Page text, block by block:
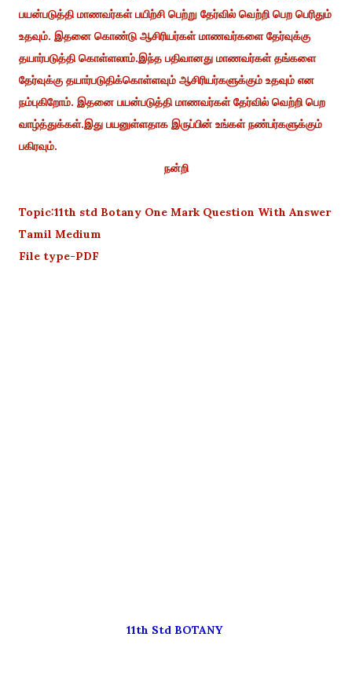
பயன்படுத்தி மாணவர்கள் பயிற்சி பெற்று தேர்வில் வெற்றி பெற பெரிதும்
உதவும். இதனை கொண்டு ஆசிரியர்கள் மாணவர்களை தேர்வுக்கு
தயார்படுத்தி கொள்ளலாம்.இந்த பதிவானது மாணவர்கள் தங்களை
தேர்வுக்கு தயார்படுதிக்கொள்ளவும் ஆசிரியர்களுக்கும் உதவும் என
நம்புகிறோம். இதனை பயன்படுத்தி மாணவர்கள் தேர்வில் வெற்றி பெற
வாழ்த்துக்கள்.இது பயனுள்ளதாக இருப்பின் உங்கள் நண்பர்களுக்கும்
பகிரவும்.
நன்றி
Topic:11th std Botany One Mark Question With Answer
Tamil Medium
File type-PDF
11th Std BOTANY